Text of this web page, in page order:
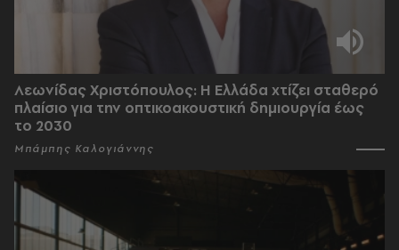
Λεωνίδας Χριστόπουλος: Η Ελλάδα χτίζει σταθερό
πλαίσιο για την οπτικοακουστική δημιουργία έως
το 2030
Μπάμπης Καλογιάννης